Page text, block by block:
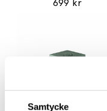
Samtycke
699 kr